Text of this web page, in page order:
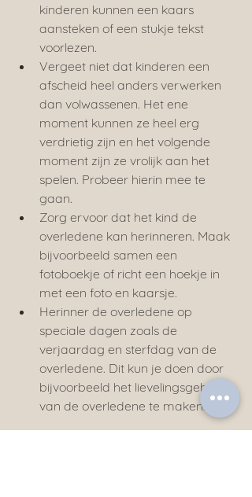
kinderen kunnen een kaars
aansteken of een stukje tekst
voorlezen.
Vergeet niet dat kinderen een
afscheid heel anders verwerken
dan volwassenen. Het ene
moment kunnen ze heel erg
verdrietig zijn en het volgende
moment zijn ze vrolijk aan het
spelen. Probeer hierin mee te
gaan.
Zorg ervoor dat het kind de
overledene kan herinneren. Maak
bijvoorbeeld samen een
fotoboekje of richt een hoekje in
met een foto en kaarsje.
Herinner de overledene op
speciale dagen zoals de
verjaardag en sterfdag van de
overledene. Dit kun je doen door
bijvoorbeeld het lievelingsgebak
van de overledene te maken.